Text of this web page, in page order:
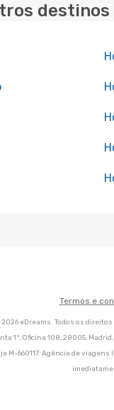
destinos
Termos e
2026 eDreams. Todos os
1ª, Oficina 108, 28005,
M-660117. Agência de